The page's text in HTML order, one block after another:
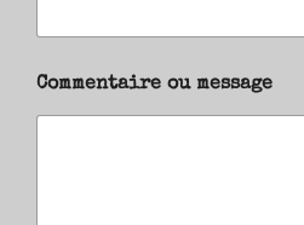
Commentaire ou message